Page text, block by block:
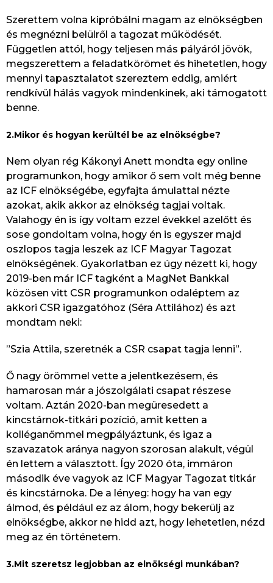
Szerettem volna kipróbálni magam az elnökségben
és megnézni belülről a tagozat működését.
Független attól, hogy teljesen más pályáról jövök,
megszerettem a feladatkörömet és hihetetlen, hogy
mennyi tapasztalatot szereztem eddig, amiért
rendkívül hálás vagyok mindenkinek, aki támogatott
benne.
2.Mikor és hogyan kerültél be az elnökségbe?
Nem olyan rég Kákonyi Anett mondta egy online
programunkon, hogy amikor ő sem volt még benne
az ICF elnökségébe, egyfajta ámulattal nézte
azokat, akik akkor az elnökség tagjai voltak.
Valahogy én is így voltam ezzel évekkel azelőtt és
sose gondoltam volna, hogy én is egyszer majd
oszlopos tagja leszek az ICF Magyar Tagozat
elnökségének. Gyakorlatban ez úgy nézett ki, hogy
2019-ben már ICF tagként a MagNet Bankkal
közösen vitt CSR programunkon odaléptem az
akkori CSR igazgatóhoz (Séra Attilához) és azt
mondtam neki:
”Szia Attila, szeretnék a CSR csapat tagja lenni”.
Ő nagy örömmel vette a jelentkezésem, és
hamarosan már a jószolgálati csapat részese
voltam. Aztán 2020-ban megüresedett a
kincstárnok-titkári pozíció, amit ketten a
kolléganőmmel megpályáztunk, és igaz a
szavazatok aránya nagyon szorosan alakult, végül
én lettem a választott. Így 2020 óta, immáron
második éve vagyok az ICF Magyar Tagozat titkár
és kincstárnoka. De a lényeg: hogy ha van egy
álmod, és például ez az álom, hogy bekerülj az
elnökségbe, akkor ne hidd azt, hogy lehetetlen, nézd
meg az én történetem.
3.Mit szeretsz legjobban az elnökségi munkában?